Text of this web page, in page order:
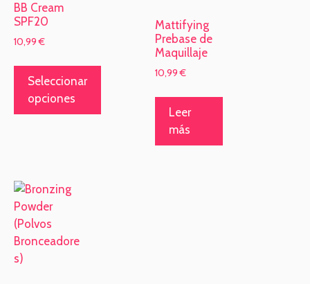
BB Cream
SPF20
10,99€
Seleccionar
opciones
Mattifying
Prebase de
Maquillaje
10,99€
Leer
más